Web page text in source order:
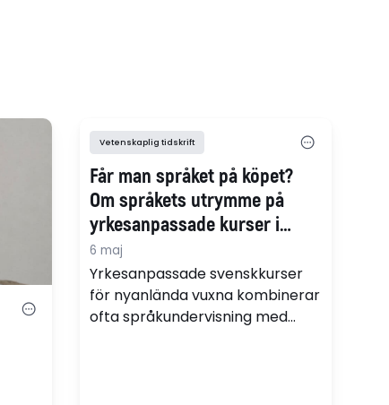
Vetenskaplig tidskrift
Får man språket på köpet?
Om språkets utrymme på
yrkesanpassade kurser i
svenska
6 maj
Yrkesanpassade svenskkurser
för nyanlända vuxna kombinerar
ofta språkundervisning med